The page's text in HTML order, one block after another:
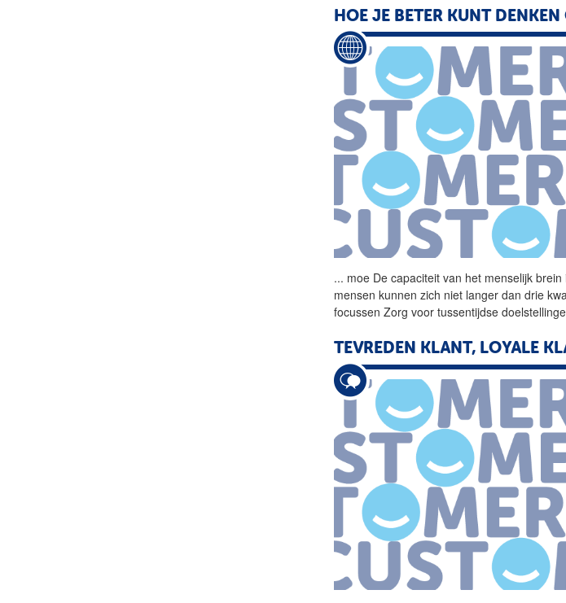
HOE JE BETER KUNT DENKEN
... moe De capaciteit van het menselijk brein
mensen kunnen zich niet langer dan drie
focussen Zorg voor tussentijdse
TEVREDEN KLANT, LOYALE